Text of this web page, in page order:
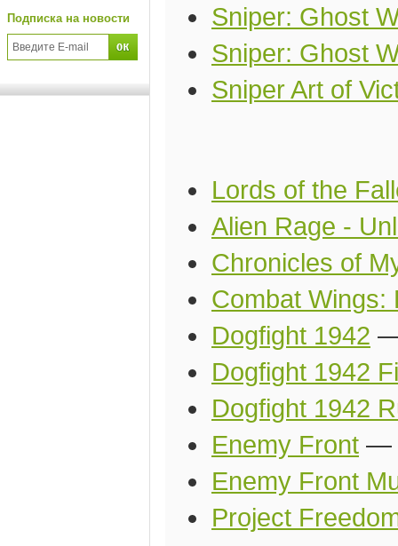
Подписка на новости
Sniper: Ghost
Sniper: Ghost
Sniper Art of
Lords of the
Alien Rage -
Chronicles of
Combat Wings:
Dogfight 1942
Dogfight 1942
Dogfight 1942
Enemy Front —
Enemy Front
Project